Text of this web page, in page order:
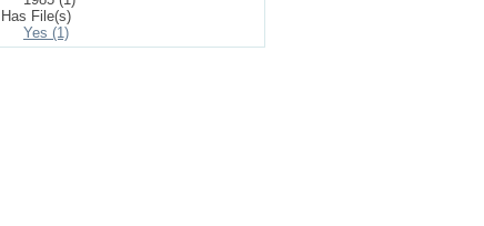
Has File(s)
Yes (1)